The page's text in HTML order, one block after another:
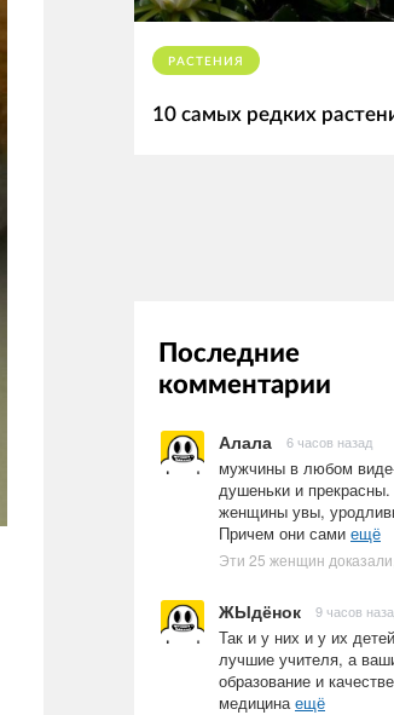
РАСТЕНИЯ
10 самых редких
Последние
комментарии
Алала 6 часов назад
мужчины в любом
душеньки и
женщины увы,
Причем они сами ещё
ЖЫдёнок 9 часов
Так и у них и у их
лучшие учителя, а
образование и
медицинаещё